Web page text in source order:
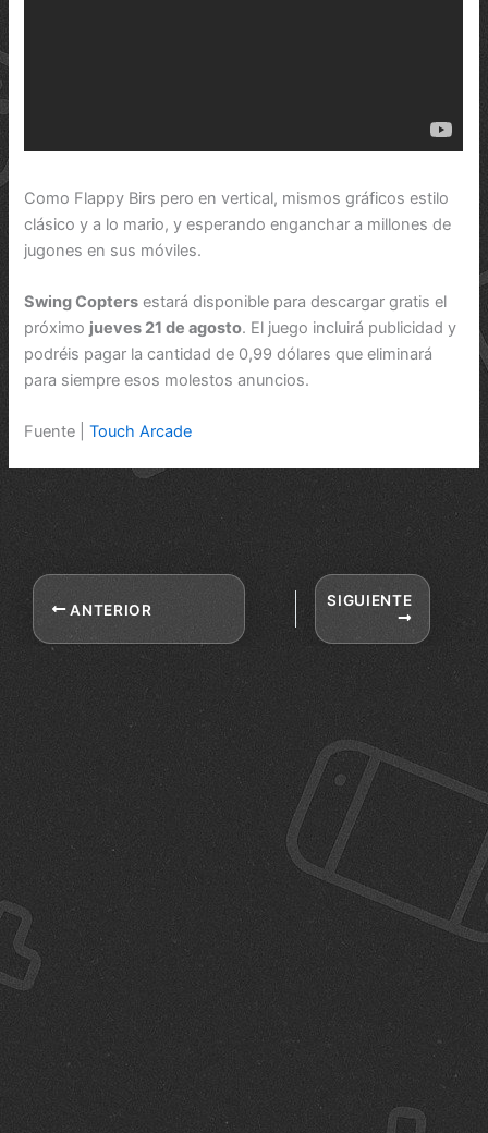
Como Flappy Birs pero en vertical, mismos gráficos estilo
clásico y a lo mario, y esperando enganchar a millones de
jugones en sus móviles.
Swing Copters estará disponible para descargar gratis el
próximo jueves 21 de agosto. El juego incluirá publicidad y
podréis pagar la cantidad de 0,99 dólares que eliminará
para siempre esos molestos anuncios.
Fuente |Touch Arcade
ANTERIOR
SIGUIENTE